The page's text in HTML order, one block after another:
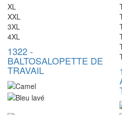
XL
XXL
3XL
4XL
1322-
BALTOSALOPETTE DE
TRAVAIL